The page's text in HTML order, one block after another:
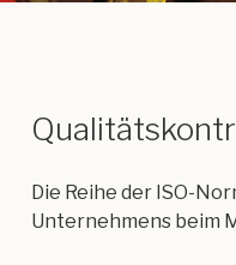
Die Reihe der ISO-
Unternehmens beim